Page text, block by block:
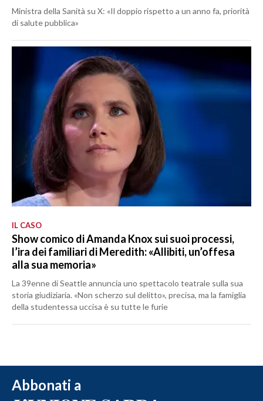
Ministra della Sanità su X: «Il doppio rispetto a un anno fa, priorità
di salute pubblica»
IL CASO
Show comico di Amanda Knox sui suoi processi,
l’ira dei familiari di Meredith: «Allibiti, un’offesa
alla sua memoria»
La 39enne di Seattle annuncia uno spettacolo teatrale sulla sua
storia giudiziaria. «Non scherzo sul delitto», precisa, ma la famiglia
della studentessa uccisa è su tutte le furie
Abbonati a